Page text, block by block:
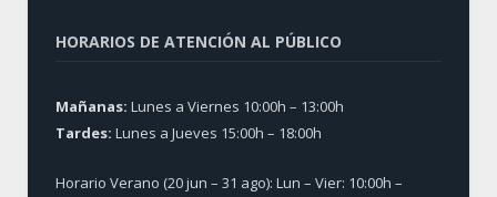
HORARIOS DE ATENCIÓN AL PÚBLICO
Mañanas: Lunes a Viernes 10:00h – 13:00h
Tardes: Lunes a Jueves 15:00h – 18:00h
Horario Verano (20 jun – 31 ago): Lun – Vier: 10:00h –